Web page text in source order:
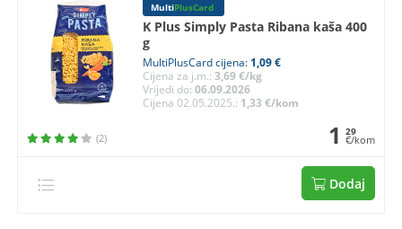
MultiPlusCard
K Plus Simply Pasta Ribana kaša 400
g
MultiPlusCard cijena: 1,09 €
Cijena za j.m.: 3,69 €/kg
Vrijedi do: 06.09.2026
Cijena 02.05.2025.: 1,33 €/kom
(2) 1 29
€/kom
Dodaj